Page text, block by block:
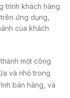
trình khách hàng
ứng dụng,
của khách
một công
và nhỏ trong
bán hàng, và